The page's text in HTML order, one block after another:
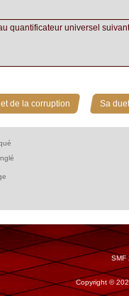
quantificateur universel
de la corruption » Sa
SMF
Copyright ©